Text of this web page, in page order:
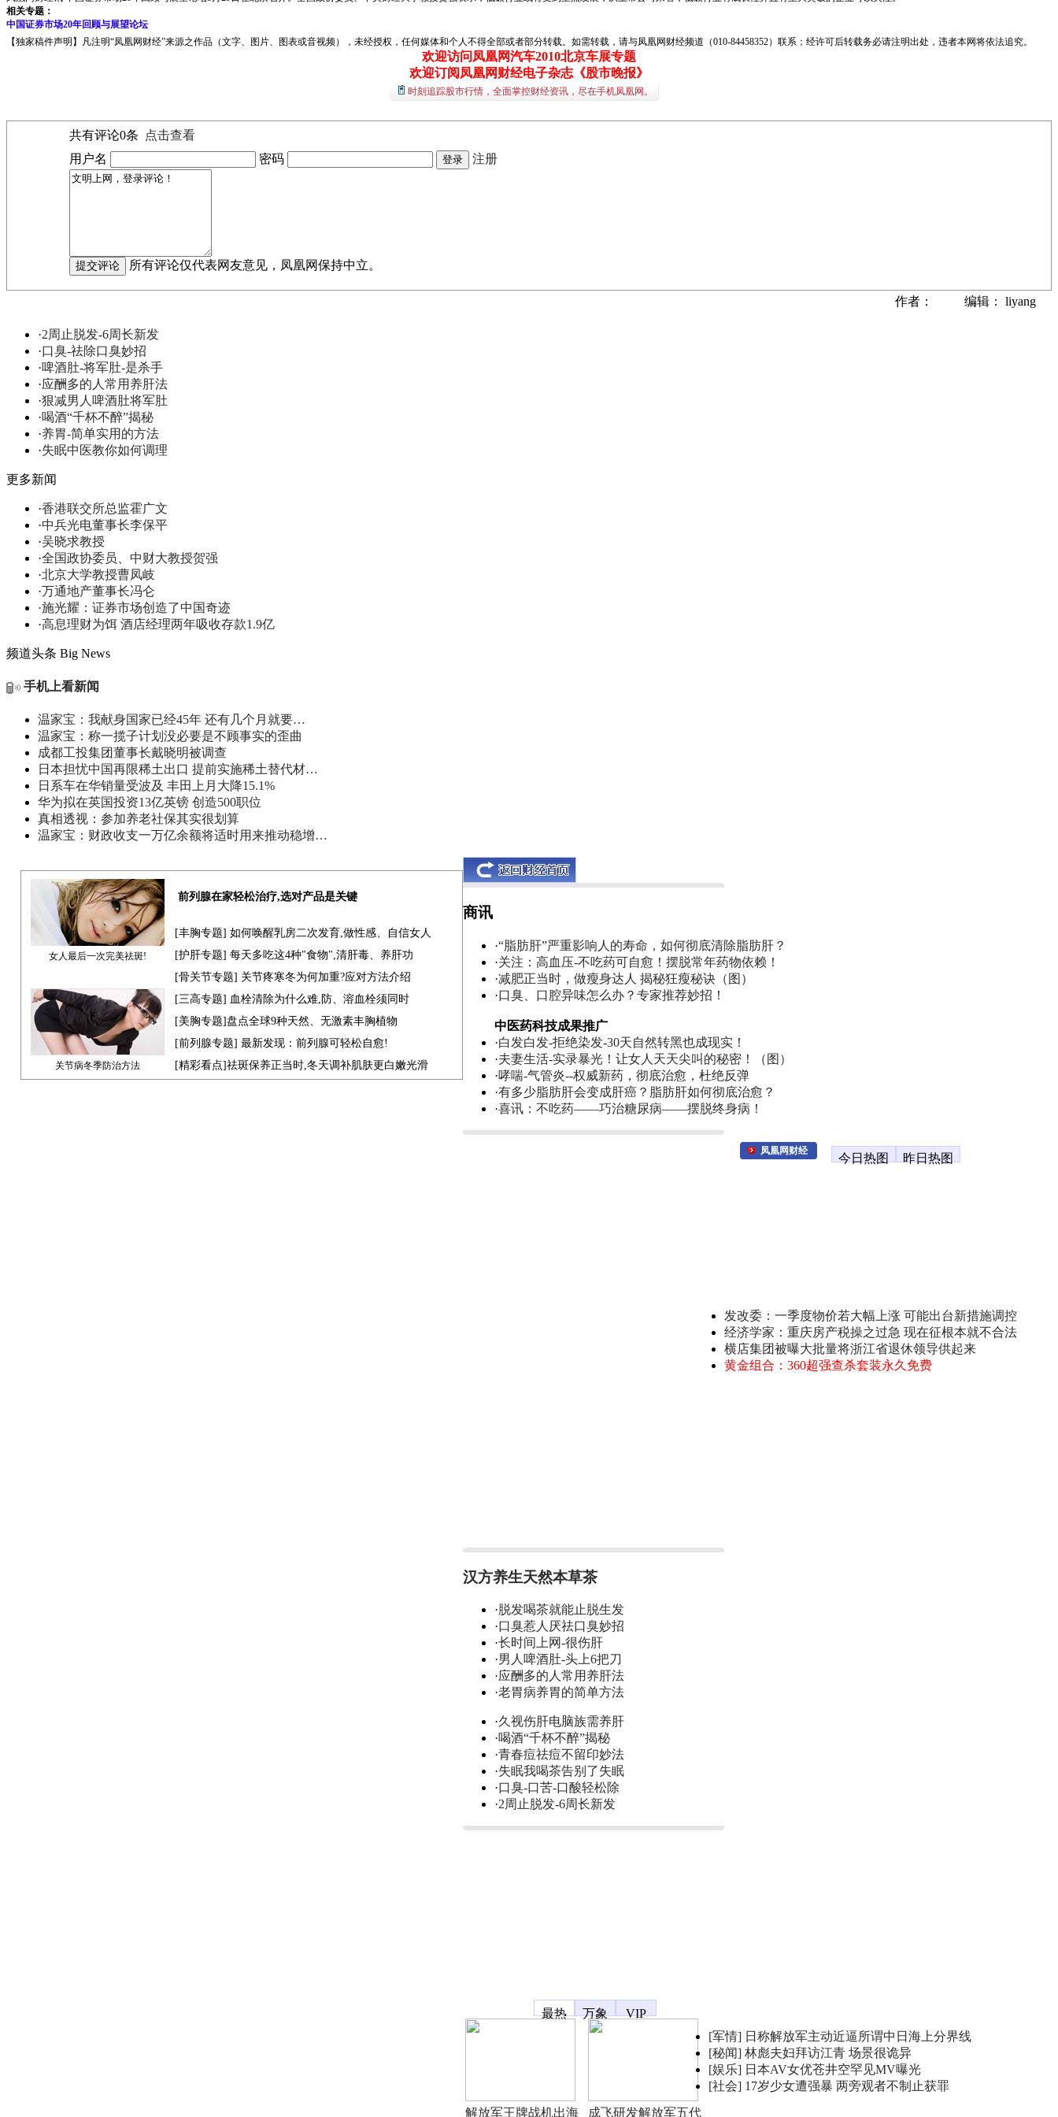
相关专题：
中国证券市场20年回顾与展望论坛
【独家稿件声明】凡注明“凤凰网财经”来源之作品（文字、图片、图表或音视频），未经授权，任何媒体和个人不得全部或者部分转载。如需转载，请与凤凰网财经频道（010-84458352）联系；经许可后转载务必请注明出处，违者本网将依法追究。
欢迎访问凤凰网汽车2010北京车展专题
欢迎订阅凤凰网财经电子杂志《股市晚报》
时刻追踪股市行情，全面掌控财经资讯，尽在手机凤凰网。
共有评论0条
点击查看
用户名
密码 注册
所有评论仅代表网友意见，凤凰网保持中立。
作者： 编辑： liyang
·2周止脱发-6周长新发
·口臭-祛除口臭妙招
·啤酒肚-将军肚-是杀手
·应酬多的人常用养肝法
·狠减男人啤酒肚将军肚
·喝酒“千杯不醉”揭秘
·养胃-简单实用的方法
·失眠中医教你如何调理
更多新闻
·香港联交所总监霍广文
·中兵光电董事长李保平
·吴晓求教授
·全国政协委员、中财大教授贺强
·北京大学教授曹凤岐
·万通地产董事长冯仑
·施光耀：证券市场创造了中国奇迹
·高息理财为饵 酒店经理两年吸收存款1.9亿
频道头条 Big News
手机上看新闻
温家宝：我献身国家已经45年 还有几个月就要…
温家宝：称一揽子计划没必要是不顾事实的歪曲
成都工投集团董事长戴晓明被调查
日本担忧中国再限稀土出口 提前实施稀土替代材…
日系车在华销量受波及 丰田上月大降15.1%
华为拟在英国投资13亿英镑 创造500职位
真相透视：参加养老社保其实很划算
温家宝：财政收支一万亿余额将适时用来推动稳增…
女人最后一次完美祛斑!
前列腺在家轻松治疗,选对产品是关键
[丰胸专题] 如何唤醒乳房二次发育,做性感、自信女人
[护肝专题] 每天多吃这4种"食物",清肝毒、养肝功
[骨关节专题] 关节疼寒冬为何加重?应对方法介绍
关节病冬季防治方法
[三高专题] 血栓清除为什么难,防、溶血栓须同时
[美胸专题]盘点全球9种天然、无激素丰胸植物
[前列腺专题] 最新发现：前列腺可轻松自愈!
[精彩看点]祛斑保养正当时,冬天调补肌肤更白嫩光滑
商讯
·“脂肪肝”严重影响人的寿命，如何彻底清除脂肪肝？
·关注：高血压-不吃药可自愈！摆脱常年药物依赖！
·减肥正当时，做瘦身达人 揭秘狂瘦秘诀（图）
·口臭、口腔异味怎么办？专家推荐妙招！
中医药科技成果推广
·白发白发-拒绝染发-30天自然转黑也成现实！
·夫妻生活-实录暴光！让女人天天尖叫的秘密！（图）
·哮喘-气管炎--权威新药，彻底治愈，杜绝反弹
·有多少脂肪肝会变成肝癌？脂肪肝如何彻底治愈？
·喜讯：不吃药——巧治糖尿病——摆脱终身病！
凤凰网财经
今日热图 昨日热图
发改委：一季度物价若大幅上涨 可能出台新措施调控
经济学家：重庆房产税操之过急 现在征根本就不合法
横店集团被曝大批量将浙江省退休领导供起来
黄金组合：360超强查杀套装永久免费
汉方养生天然本草茶
·脱发喝茶就能止脱生发
·口臭惹人厌祛口臭妙招
·长时间上网-很伤肝
·男人啤酒肚-头上6把刀
·应酬多的人常用养肝法
·老胃病养胃的简单方法
·久视伤肝电脑族需养肝
·喝酒“千杯不醉”揭秘
·青春痘祛痘不留印妙法
·失眠我喝茶告别了失眠
·口臭-口苦-口酸轻松除
·2周止脱发-6周长新发
最热
万象 VIP
解放军王牌战机出海 成飞研发解放军五代
[军情] 日称解放军主动近逼所谓中日海上分界线
[秘闻] 林彪夫妇拜访江青 场景很诡异
[娱乐] 日本AV女优苍井空罕见MV曝光
[社会] 17岁少女遭强暴 两旁观者不制止获罪